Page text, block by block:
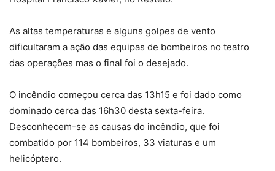
As altas temperaturas e alguns golpes de vento
dificultaram a ação das equipas de bombeiros no teatro
das operações mas o final foi o desejado.
O incêndio começou cerca das 13h15 e foi dado como
dominado cerca das 16h30 desta sexta-feira.
Desconhecem-se as causas do incêndio, que foi
combatido por 114 bombeiros, 33 viaturas e um
helicóptero.